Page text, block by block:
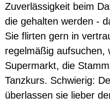
Zuverlässigkeit beim
die gehalten werden -
Sie flirten gern in
regelmäßig aufsuchen,
Supermarkt, die
Tanzkurs. Schwierig:
überlassen sie lieber